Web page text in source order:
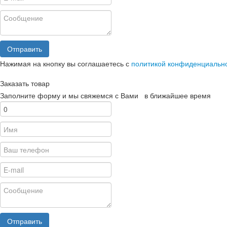
Отправить
Нажимая на кнопку вы соглашаетесь с политикой
Заказать товар
Заполните форму и мы свяжемся с Вами в ближайшее время
Отправить